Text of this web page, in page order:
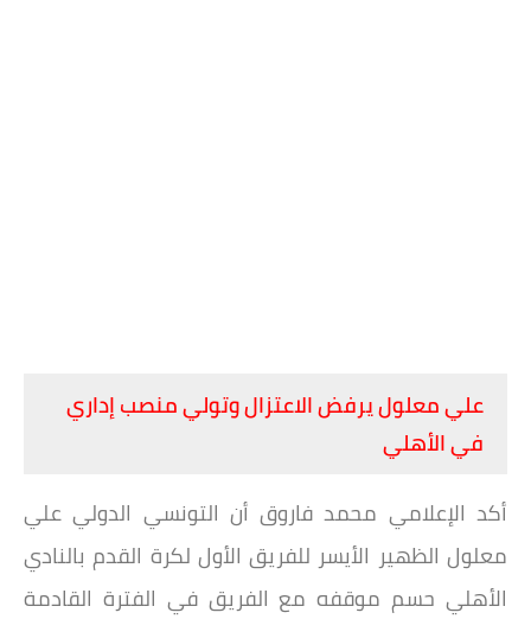
علي معلول يرفض الاعتزال وتولي منصب إداري
في الأهلي
أكد الإعلامي محمد فاروق أن التونسي الدولي علي
معلول الظهير الأيسر للفريق الأول لكرة القدم بالنادي
الأهلي حسم موقفه مع الفريق في الفترة القادمة